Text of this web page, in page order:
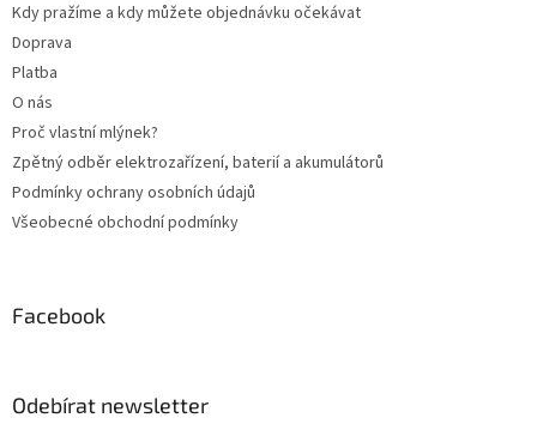
Kdy pražíme a kdy můžete objednávku očekávat
Doprava
Platba
O nás
Proč vlastní mlýnek?
Zpětný odběr elektrozařízení, baterií a akumulátorů
Podmínky ochrany osobních údajů
Všeobecné obchodní podmínky
Facebook
Odebírat newsletter